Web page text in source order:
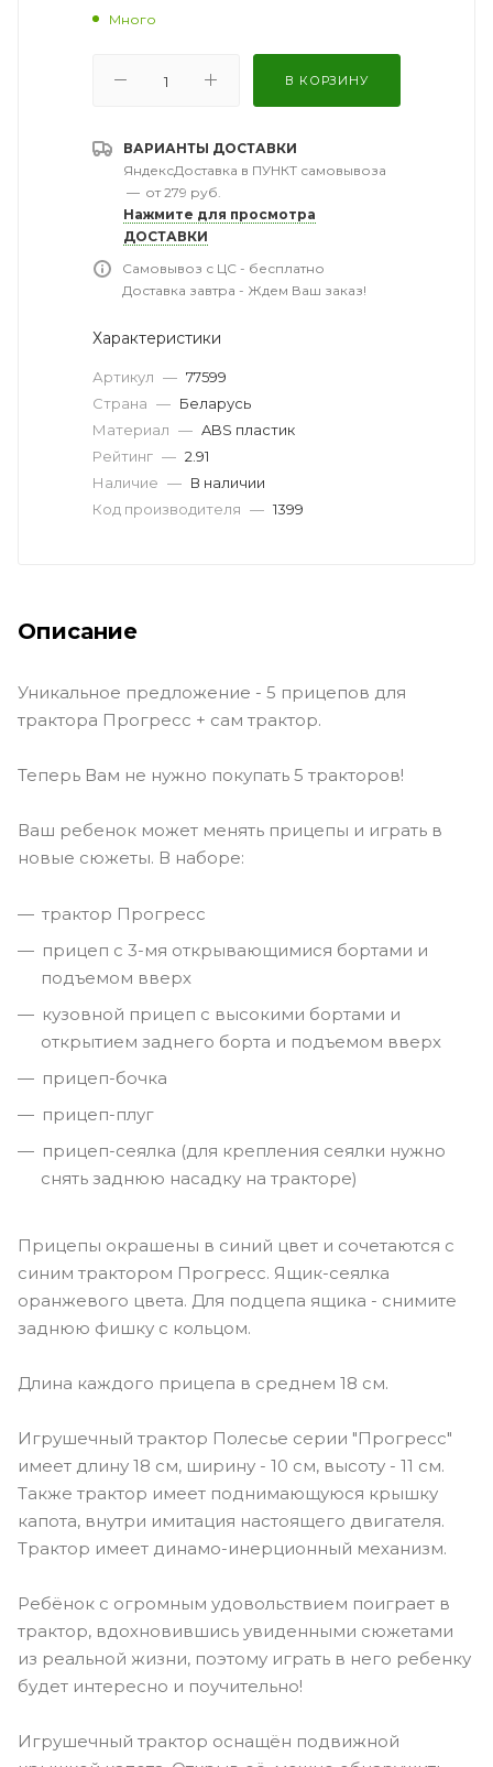
Много
В КОРЗИНУ
ВАРИАНТЫ ДОСТАВКИ
ЯндексДоставка в ПУНКТ самовывоза
— от 279 руб.
Нажмите для просмотра
ДОСТАВКИ
Самовывоз с ЦС - бесплатно
Доставка завтра - Ждем Ваш заказ!
Характеристики
Артикул — 77599
Страна — Беларусь
Материал — ABS пластик
Рейтинг — 2.91
Наличие — В наличии
Код производителя — 1399
Описание
Уникальное предложение - 5 прицепов для
трактора Прогресс + сам трактор.
Теперь Вам не нужно покупать 5 тракторов!
Ваш ребенок может менять прицепы и играть в
новые сюжеты. В наборе:
трактор Прогресс
прицеп с 3-мя открывающимися бортами и
подъемом вверх
кузовной прицеп с высокими бортами и
открытием заднего борта и подъемом вверх
прицеп-бочка
прицеп-плуг
прицеп-сеялка (для крепления сеялки нужно
снять заднюю насадку на тракторе)
Прицепы окрашены в синий цвет и сочетаются с
синим трактором Прогресс. Ящик-сеялка
оранжевого цвета. Для подцепа ящика - снимите
заднюю фишку с кольцом.
Длина каждого прицепа в среднем 18 см.
Игрушечный трактор Полесье серии "Прогресс"
имеет длину 18 см, ширину - 10 см, высоту - 11 см.
Также трактор имеет поднимающуюся крышку
капота, внутри имитация настоящего двигателя.
Трактор имеет динамо-инерционный механизм.
Ребёнок с огромным удовольствием поиграет в
трактор, вдохновившись увиденными сюжетами
из реальной жизни, поэтому играть в него ребенку
будет интересно и поучительно!
Игрушечный трактор оснащён подвижной